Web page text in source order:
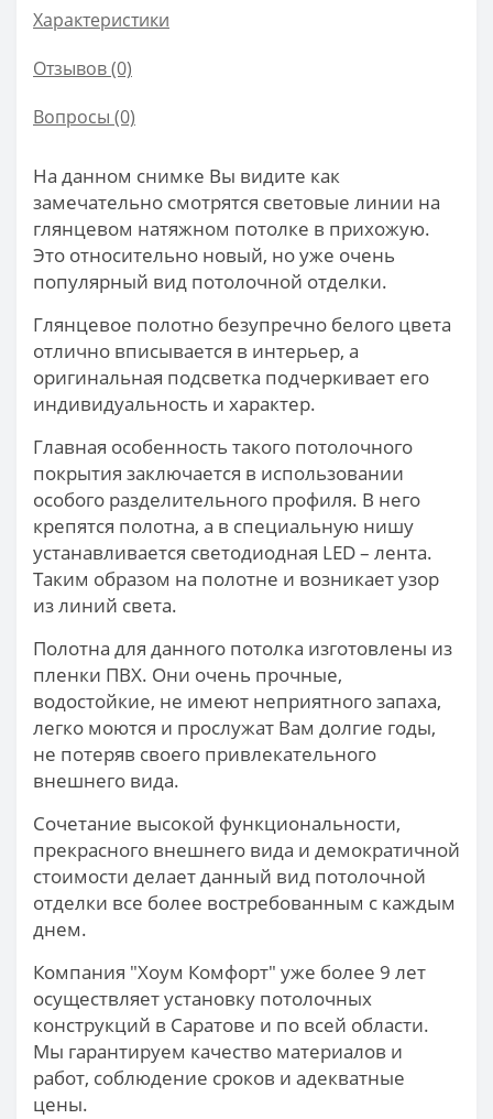
Характеристики
Отзывов (0)
Вопросы (0)
На данном снимке Вы видите как
замечательно смотрятся световые линии на
глянцевом натяжном потолке в прихожую.
Это относительно новый, но уже очень
популярный вид потолочной отделки.
Глянцевое полотно безупречно белого цвета
отлично вписывается в интерьер, а
оригинальная подсветка подчеркивает его
индивидуальность и характер.
Главная особенность такого потолочного
покрытия заключается в использовании
особого разделительного профиля. В него
крепятся полотна, а в специальную нишу
устанавливается светодиодная LED – лента.
Таким образом на полотне и возникает узор
из линий света.
Полотна для данного потолка изготовлены из
пленки ПВХ. Они очень прочные,
водостойкие, не имеют неприятного запаха,
легко моются и прослужат Вам долгие годы,
не потеряв своего привлекательного
внешнего вида.
Сочетание высокой функциональности,
прекрасного внешнего вида и демократичной
стоимости делает данный вид потолочной
отделки все более востребованным с каждым
днем.
Компания "Хоум Комфорт" уже более 9 лет
осуществляет установку потолочных
конструкций в Саратове и по всей области.
Мы гарантируем качество материалов и
работ, соблюдение сроков и адекватные
цены.